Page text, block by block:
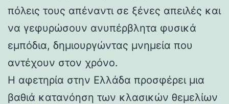
πόλεις τους απέναντι σε ξένες απειλές και
να γεφυρώσουν ανυπέρβλητα φυσικά
εμπόδια, δημιουργώντας μνημεία που
αντέχουν στον χρόνο.
Η αφετηρία στην Ελλάδα προσφέρει μια
βαθιά κατανόηση των κλασικών θεμελίων